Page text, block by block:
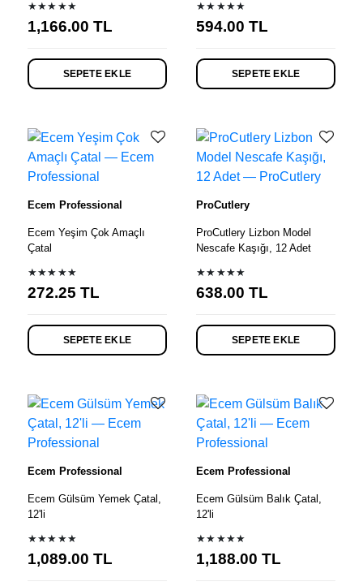
★★★★★
1,166.00 TL
SEPETE EKLE
★★★★★
594.00 TL
SEPETE EKLE
Ecem Professional
Ecem Yeşim Çok Amaçlı
Çatal
★★★★★
272.25 TL
SEPETE EKLE
ProCutlery
ProCutlery Lizbon Model
Nescafe Kaşığı, 12 Adet
★★★★★
638.00 TL
SEPETE EKLE
Ecem Professional
Ecem Gülsüm Yemek Çatal,
12'li
★★★★★
1,089.00 TL
Ecem Professional
Ecem Gülsüm Balık Çatal,
12'li
★★★★★
1,188.00 TL